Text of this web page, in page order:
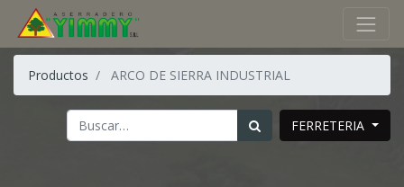
Productos ARCO DE SIERRA INDUSTRIAL
FERRETERIA